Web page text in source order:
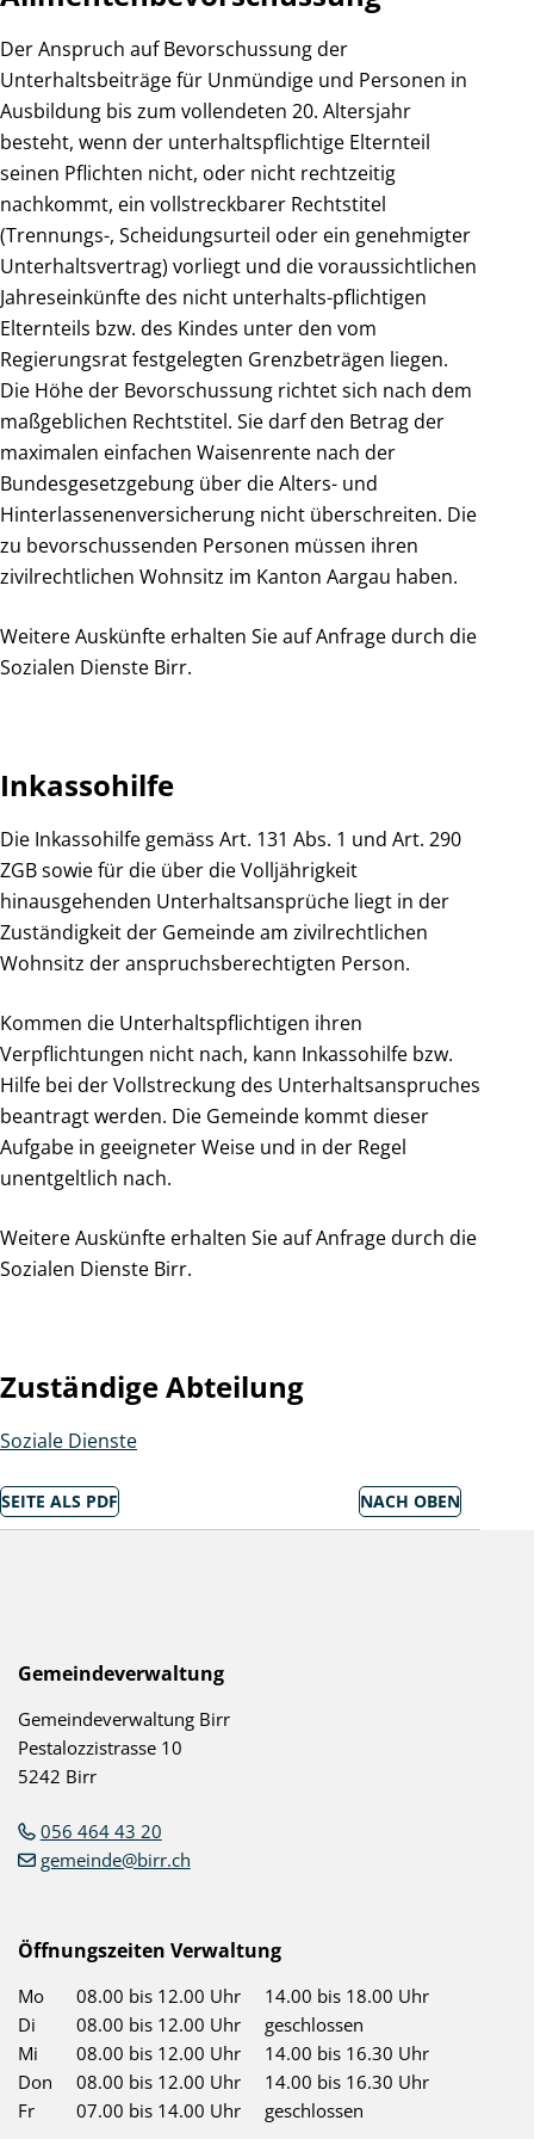
Der Anspruch auf Bevorschussung der
Unterhaltsbeiträge für Unmündige und Personen in
Ausbildung bis zum vollendeten 20. Altersjahr
besteht, wenn der unterhaltspflichtige Elternteil
seinen Pflichten nicht, oder nicht rechtzeitig
nachkommt, ein vollstreckbarer Rechtstitel
(Trennungs-, Scheidungsurteil oder ein genehmigter
Unterhaltsvertrag) vorliegt und die voraussichtlichen
Jahreseinkünfte des nicht unterhalts-pflichtigen
Elternteils bzw. des Kindes unter den vom
Regierungsrat festgelegten Grenzbeträgen liegen.
Die Höhe der Bevorschussung richtet sich nach dem
maßgeblichen Rechtstitel. Sie darf den Betrag der
maximalen einfachen Waisenrente nach der
Bundesgesetzgebung über die Alters- und
Hinterlassenenversicherung nicht überschreiten. Die
zu bevorschussenden Personen müssen ihren
zivilrechtlichen Wohnsitz im Kanton Aargau haben.
Weitere Auskünfte erhalten Sie auf Anfrage durch die
Sozialen Dienste Birr.
Inkassohilfe
Die Inkassohilfe gemäss Art. 131 Abs. 1 und Art. 290
ZGB sowie für die über die Volljährigkeit
hinausgehenden Unterhaltsansprüche liegt in der
Zuständigkeit der Gemeinde am zivilrechtlichen
Wohnsitz der anspruchsberechtigten Person.
Kommen die Unterhaltspflichtigen ihren
Verpflichtungen nicht nach, kann Inkassohilfe bzw.
Hilfe bei der Vollstreckung des Unterhaltsanspruches
beantragt werden. Die Gemeinde kommt dieser
Aufgabe in geeigneter Weise und in der Regel
unentgeltlich nach.
Weitere Auskünfte erhalten Sie auf Anfrage durch die
Sozialen Dienste Birr.
Zuständige Abteilung
Soziale Dienste
SEITE ALS PDF NACH OBEN
Gemeindeverwaltung
Gemeindeverwaltung Birr
Pestalozzistrasse 10
5242 Birr
056 464 43 20
gemeinde@birr.ch
Öffnungszeiten Verwaltung
Mo 08.00 bis 12.00 Uhr
14.00 bis 18.00 Uhr
Di
08.00 bis 12.00 Uhr
geschlossen
Mi
08.00 bis 12.00 Uhr
14.00 bis 16.30 Uhr
Don
08.00 bis 12.00 Uhr
14.00 bis 16.30 Uhr
Fr
07.00 bis 14.00 Uhr geschlossen